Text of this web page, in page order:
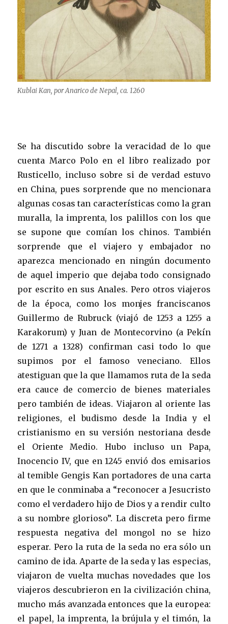
Kublai Kan, por Anarico de Nepal, ca. 1260
Se ha discutido sobre la veracidad de lo que
cuenta Marco Polo en el libro realizado por
Rusticello, incluso sobre si de verdad estuvo
en China, pues sorprende que no mencionara
algunas cosas tan características como la gran
muralla, la imprenta, los palillos con los que
se supone que comían los chinos. También
sorprende que el viajero y embajador no
aparezca mencionado en ningún documento
de aquel imperio que dejaba todo consignado
por escrito en sus Anales. Pero otros viajeros
de la época, como los monjes franciscanos
Guillermo de Rubruck (viajó de 1253 a 1255 a
Karakorum) y Juan de Montecorvino (a Pekín
de 1271 a 1328) confirman casi todo lo que
supimos por el famoso veneciano. Ellos
atestiguan que la que llamamos ruta de la seda
era cauce de comercio de bienes materiales
pero también de ideas. Viajaron al oriente las
religiones, el budismo desde la India y el
cristianismo en su versión nestoriana desde
el Oriente Medio. Hubo incluso un Papa,
Inocencio IV, que en 1245 envió dos emisarios
al temible Gengis Kan portadores de una carta
en que le conminaba a “reconocer a Jesucristo
como el verdadero hijo de Dios y a rendir culto
a su nombre glorioso”. La discreta pero firme
respuesta negativa del mongol no se hizo
esperar. Pero la ruta de la seda no era sólo un
camino de ida. Aparte de la seda y las especias,
viajaron de vuelta muchas novedades que los
viajeros descubrieron en la civilización china,
mucho más avanzada entonces que la europea:
el papel, la imprenta, la brújula y el timón, la